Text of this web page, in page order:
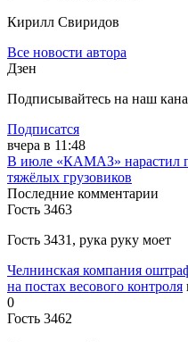
Кирилл Свиридов
Все новости автора
Дзен
Подписывайтесь на наш
Подписатся
вчера в 11:48
В июле «КАМАЗ» нарастил
тяжёлых грузовиков
Последние комментарии
Гость 3463
Гость 3431, рука руку моет
Челнинская компания
на постах весового контроля
0
Гость 3462